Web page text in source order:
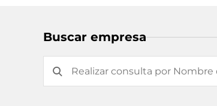
Buscar empresa